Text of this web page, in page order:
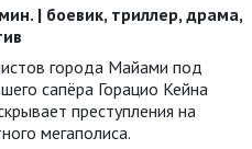
| боевик, триллер, драма,
города Майами под
сапёра Горацио Кейна
преступления на
мегаполиса.